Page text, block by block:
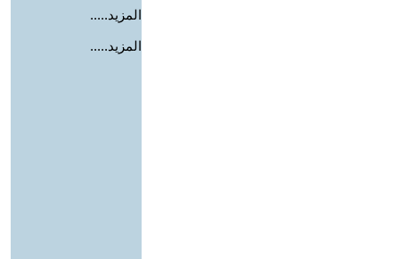
المزيد.....
المزيد.....